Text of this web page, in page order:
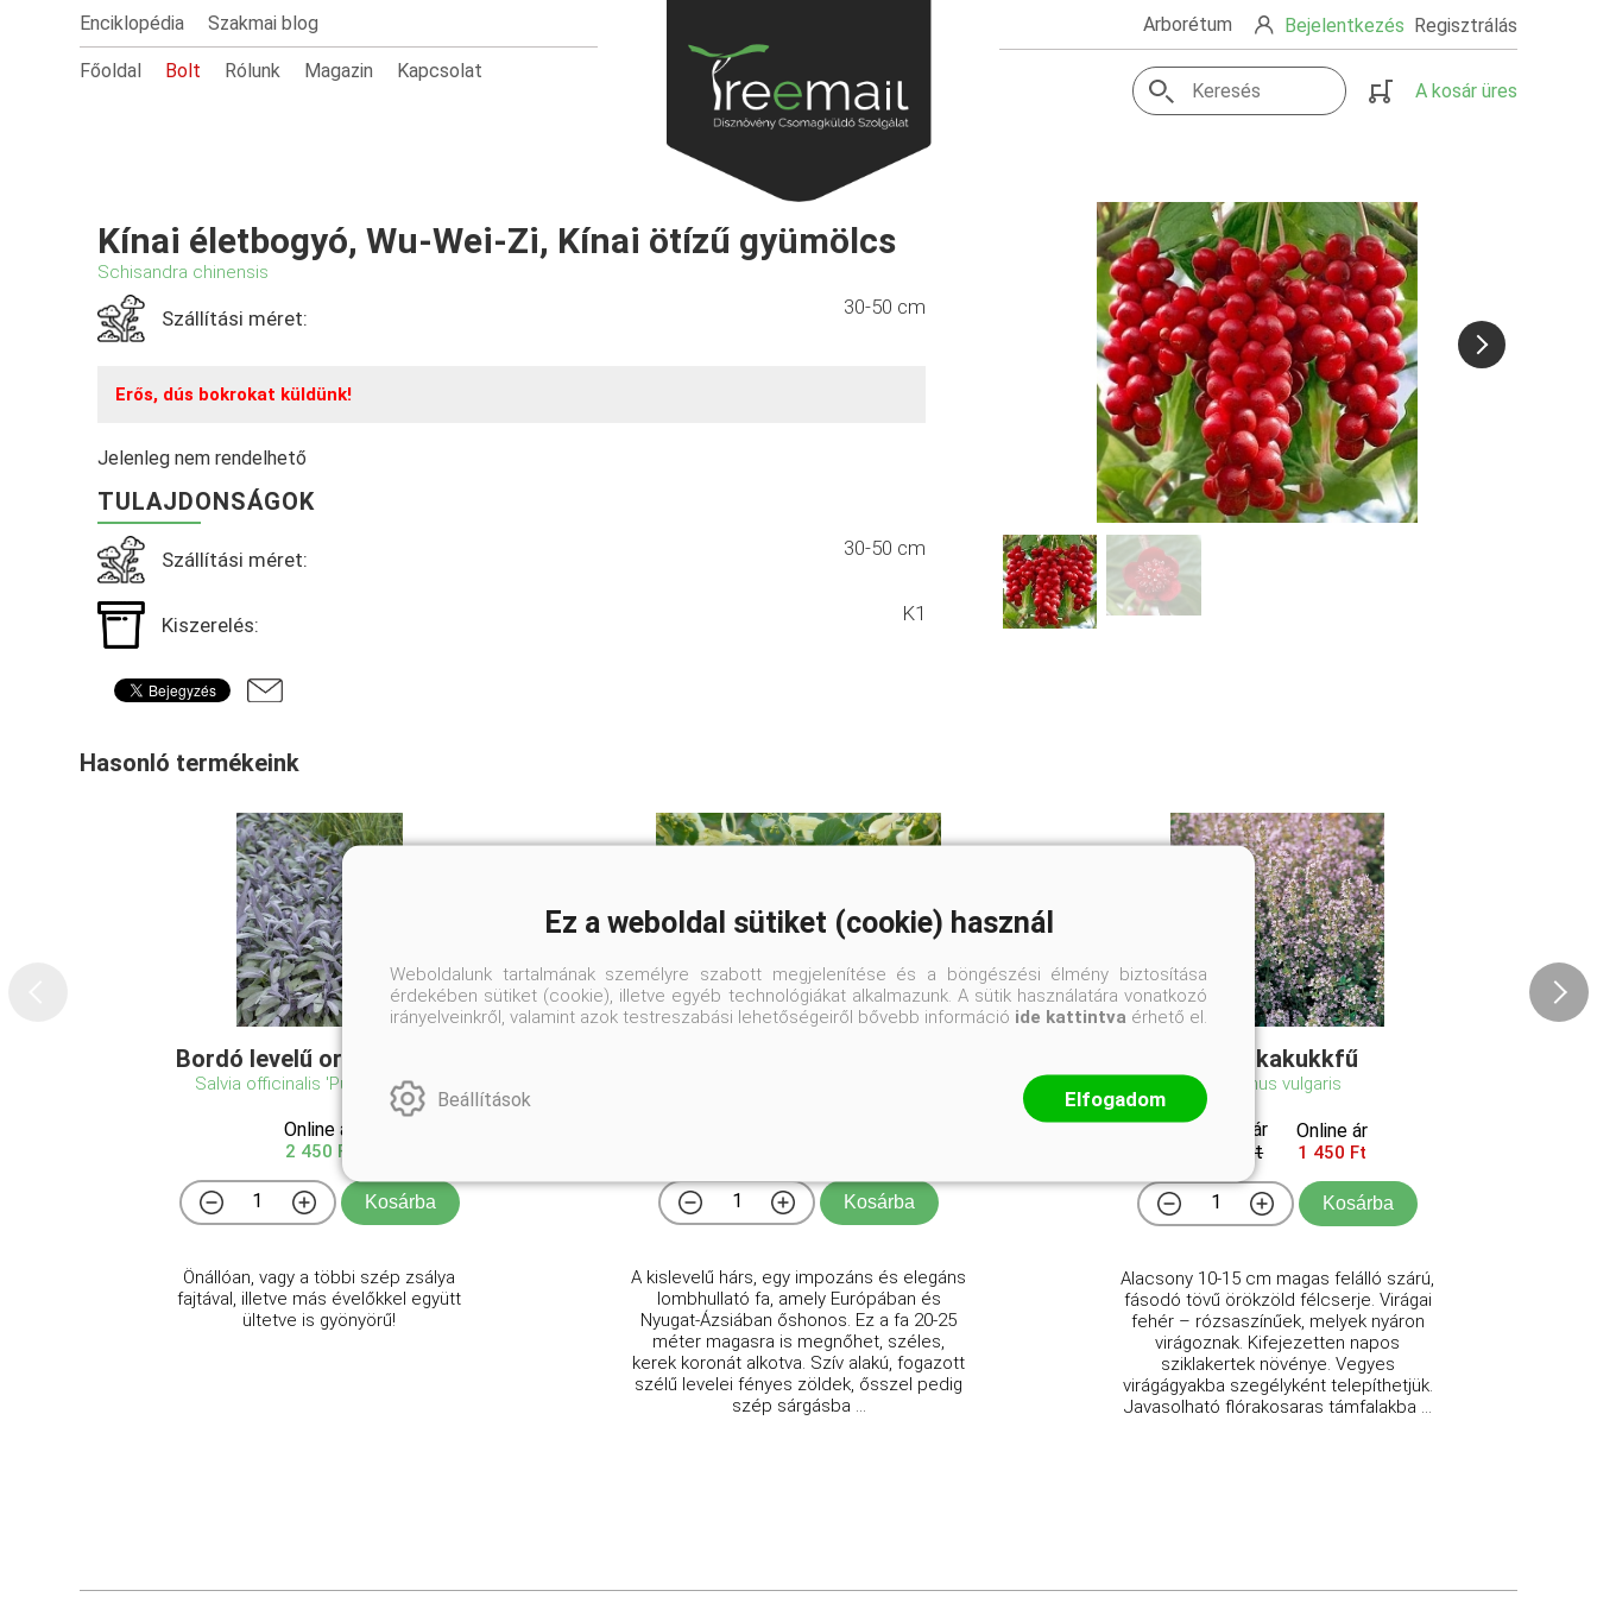
Enciklopédia Szakmai blog
Főoldal Bolt Rólunk Magazin Kapcsolat
Arborétum Bejelentkezés Regisztrálás
A kosár üres
Kínai életbogyó, Wu-Wei-Zi, Kínai ötízű gyümölcs
Schisandra chinensis
Szállítási méret: 30-50 cm
Erős, dús bokrokat küldünk!
Jelenleg nem rendelhető
TULAJDONSÁGOK
Szállítási méret: 30-50 cm
Kiszerelés: K1
Hasonló termékeink
Bordó levelű orvosi zsálya
Salvia officinalis 'Purpurascens'
Online ár
2 450 Ft
Kosárba
Önállóan, vagy a többi szép zsálya
fajtával, illetve más évelőkkel együtt
ültetve is gyönyörű!
Kosárba
A kislevelű hárs, egy impozáns és elegáns
lombhullató fa, amely Európában és
Nyugat-Ázsiában őshonos. Ez a fa 20-25
méter magasra is megnőhet, széles,
kerek koronát alkotva. Szív alakú, fogazott
szélű levelei fényes zöldek, ősszel pedig
szép sárgásba ...
Kerti kakukkfű
Thymus vulgaris
Eredeti ár
1 950 Ft
Online ár
1 450 Ft
Kosárba
Alacsony 10-15 cm magas felálló szárú,
fásodó tövű örökzöld félcserje. Virágai
fehér – rózsaszínűek, melyek nyáron
virágoznak. Kifejezetten napos
sziklakertek növénye. Vegyes
virágágyakba szegélyként telepíthetjük.
Javasolható flórakosaras támfalakba ...
Ez a weboldal sütiket (cookie) használ
Weboldalunk tartalmának személyre szabott megjelenítése és a böngészési élmény biztosítása
érdekében sütiket (cookie), illetve egyéb technológiákat alkalmazunk. A sütik használatára vonatkozó
irányelveinkről, valamint azok testreszabási lehetőségeiről bővebb információ ide kattintva érhető el.
Beállítások Elfogadom